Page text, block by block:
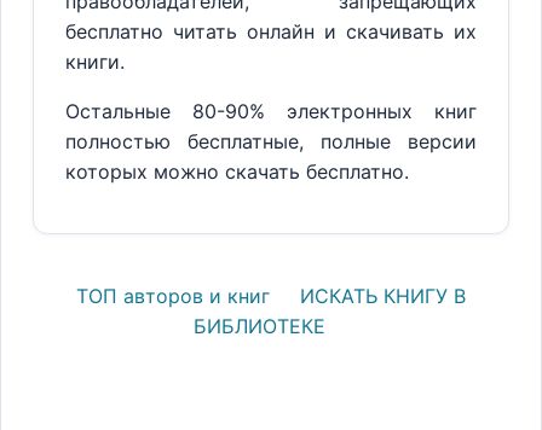
бесплатно читать онлайн и скачивать их
книги.
Остальные 80-90% электронных книг
полностью бесплатные, полные версии
которых можно скачать бесплатно.
ТОП авторов и книг
ИСКАТЬ КНИГУ В
БИБЛИОТЕКЕ